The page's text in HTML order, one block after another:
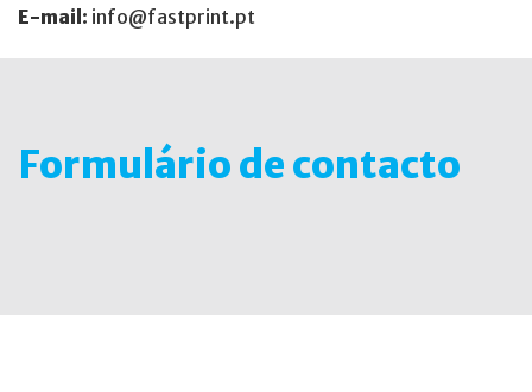
E-mail: info@fastprint.pt
Formulário de contacto